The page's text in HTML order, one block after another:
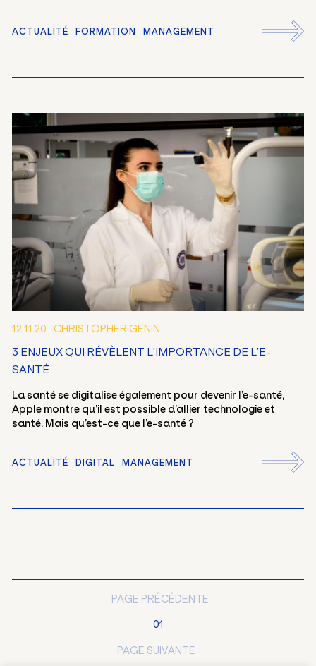
ACTUALITÉ FORMATION MANAGEMENT
12.11.20 CHRISTOPHER GENIN
3 ENJEUX QUI RÉVÈLENT L’IMPORTANCE DE L’E-
SANTÉ
La santé se digitalise également pour devenir l’e-santé,
Apple montre qu’il est possible d’allier technologie et
santé. Mais qu’est-ce que l’e-santé ?
ACTUALITÉ DIGITAL MANAGEMENT
PAGE PRÉCÉDENTE
01
PAGE SUIVANTE